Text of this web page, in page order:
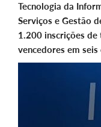
Tecnologia da
Serviços e Gestão
1.200 inscrições de
vencedores em seis